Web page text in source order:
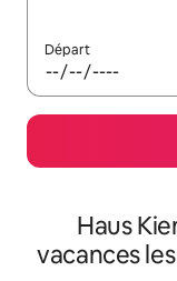
Départ
Haus
vacances